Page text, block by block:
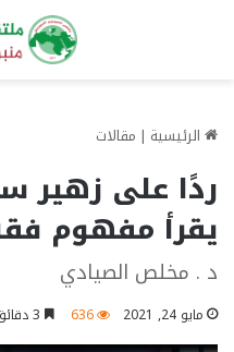
الرئيسية | مقالات
ردًا على زهير
يقرأ مفهوم
د . مخلص الصيادي
مايو 24, 2021 636